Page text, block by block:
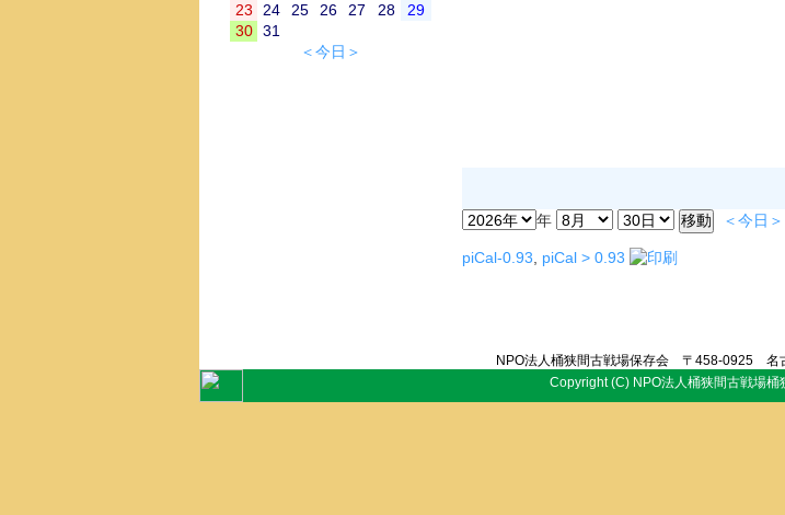
23
24 25 26 27 28
29
30
31
＜今日＞
年
＜今日＞
piCal-0.93, piCal > 0.93
NPO法人桶狭間古戦場保存会 〒458-0925 名
Copyright (C) NPO法人桶狭間古戦場桶